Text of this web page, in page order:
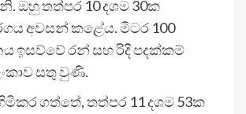
ඔහු තත්පර 10 දශම 30ක
අවසන් කළේය. මීටර 100
ඉසව්වේ රන් සහ රිදි පදක්කම්
සතු වුණි.
ගත්තේ, තත්පර 11 දශම 53ක